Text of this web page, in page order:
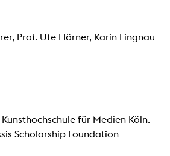
Prof. Ute Hörner, Karin Lingnau
für Medien Köln.
Scholarship Foundation